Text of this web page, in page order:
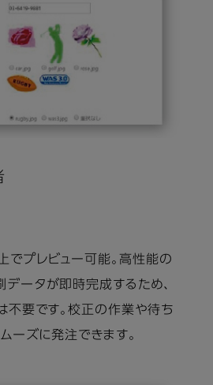
でプレビュー可能。高性能の
データが即時完成するため、
不要です。校正の作業や待ち
ーズに発注できます。